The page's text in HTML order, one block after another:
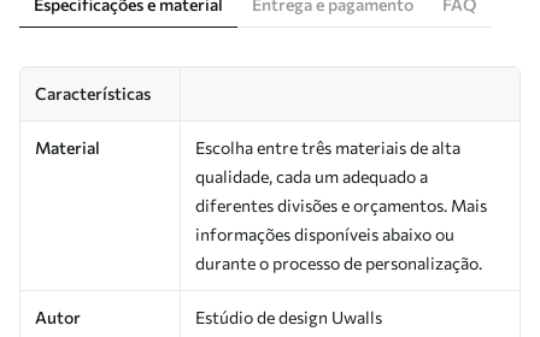
Características
Material
Escolha entre três materiais de alta
qualidade, cada um adequado a
diferentes divisões e orçamentos. Mais
informações disponíveis abaixo ou
durante o processo de personalização.
Autor Estúdio de design Uwalls